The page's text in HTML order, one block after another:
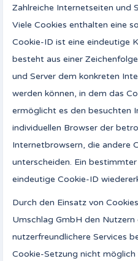
Zahlreiche Internetseiten und
Viele Cookies enthalten eine
Cookie-ID ist eine eindeutige
besteht aus einer
und Server dem konkreten
werden können, in dem das
ermöglicht es den besuchten
individuellen Browser der
Internetbrowsern, die andere
unterscheiden. Ein
eindeutige Cookie-ID
Durch den Einsatz von
Umschlag GmbH den
nutzerfreundlichere Services
Cookie-Setzung nicht möglich